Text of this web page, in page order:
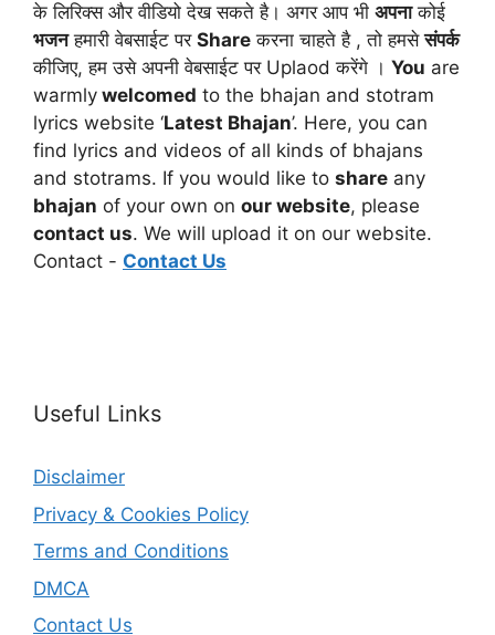
के लिरिक्स और वीडियो देख सकते है। अगर आप भी अपनाकोई
भजनहमारी वेबसाईट पर Share करना चाहते है , तो हमसेसंपर्क
कीजिए, हम उसे अपनी वेबसाईट पर Uplaod करेंगे । You are
warmly welcomed to the bhajan and stotram
lyrics website ‘Latest Bhajan’. Here, you can
find lyrics and videos of all kinds of bhajans
and stotrams. If you would like to share any
bhajan of your own on our website, please
contact us. We will upload it on our website.
Contact - Contact Us
Useful Links
Disclaimer
Privacy & Cookies Policy
Terms and Conditions
DMCA
Contact Us